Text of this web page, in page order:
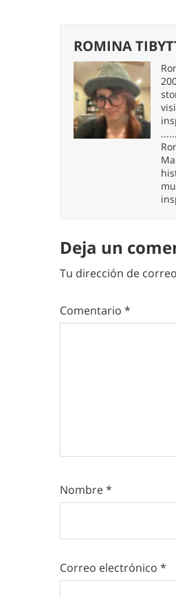
ROMINA
Deja un
Tu dirección de
Comentario *
Nombre*
Correo electrónico *